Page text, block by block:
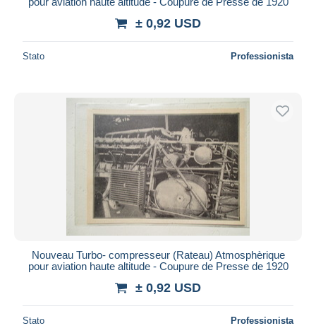
± 0,92 USD
Stato Professionista
Nouveau Turbo- compresseur (Rateau) Atmosphèrique
pour aviation haute altitude - Coupure de Presse de 1920
± 0,92 USD
Stato Professionista